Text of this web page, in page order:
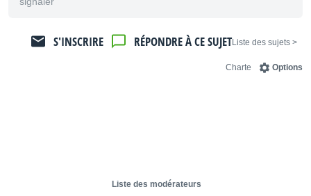
< Liste des sujets
RÉPONDRE À CE SUJET
S'INSCRIRE
Options
Charte
Liste des modérateurs